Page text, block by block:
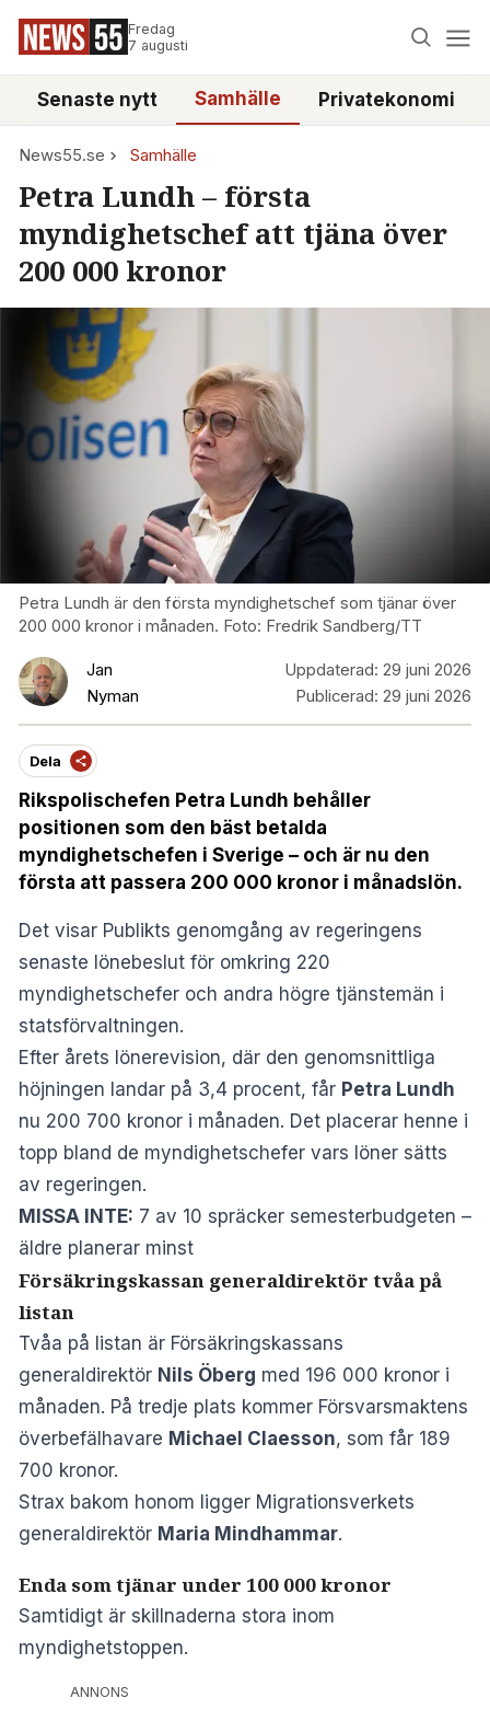
Fredag
7 augusti
Senaste nytt Samhälle Privatekonomi
News55.se Samhälle
Petra Lundh – första
myndighetschef att tjäna över
200 000 kronor
Petra Lundh är den första myndighetschef som tjänar över
200 000 kronor i månaden. Foto: Fredrik Sandberg/TT
Jan
Nyman
Uppdaterad: 29 juni 2026
Publicerad: 29 juni 2026
Dela
Rikspolischefen Petra Lundh behåller
positionen som den bäst betalda
myndighetschefen i Sverige – och är nu den
första att passera 200 000 kronor i månadslön.
Det visar Publikts genomgång av regeringens
senaste lönebeslut för omkring 220
myndighetschefer och andra högre tjänstemän i
statsförvaltningen.
Efter årets lönerevision, där den genomsnittliga
höjningen landar på 3,4 procent, får Petra Lundh
nu 200 700 kronor i månaden. Det placerar henne i
topp bland de myndighetschefer vars löner sätts
av regeringen.
MISSA INTE: 7 av 10 spräcker semesterbudgeten –
äldre planerar minst
Försäkringskassan generaldirektör tvåa på
listan
Tvåa på listan är Försäkringskassans
generaldirektör Nils Öberg med 196 000 kronor i
månaden. På tredje plats kommer Försvarsmaktens
överbefälhavare Michael Claesson, som får 189
700 kronor.
Strax bakom honom ligger Migrationsverkets
generaldirektör Maria Mindhammar.
Enda som tjänar under 100 000 kronor
Samtidigt är skillnaderna stora inom
myndighetstoppen.
ANNONS